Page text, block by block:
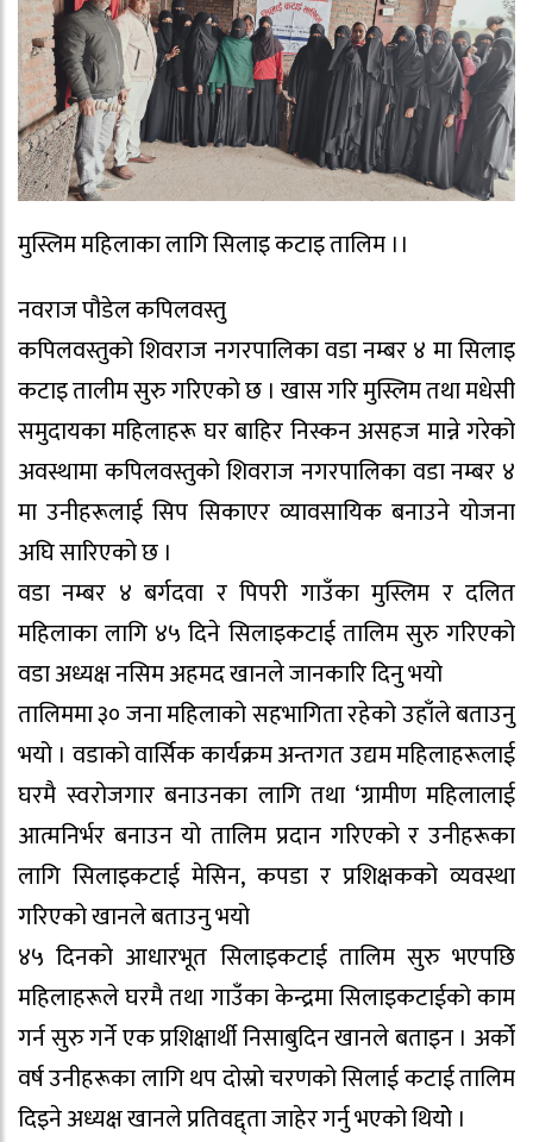
मुस्लिम महिलाका लागि सिलाइ कटाइ तालिम ।।
नवराज पौडेल कपिलवस्तु
कपिलवस्तुको शिवराज नगरपालिका वडा नम्बर ४ मा सिलाइ
कटाइ तालीम सुरु गरिएको छ । खास गरि मुस्लिम तथा मधेसी
समुदायका महिलाहरू घर बाहिर निस्कन असहज मान्ने गरेको
अवस्थामा कपिलवस्तुको शिवराज नगरपालिका वडा नम्बर ४
मा उनीहरूलाई सिप सिकाएर व्यावसायिक बनाउने योजना
अघि सारिएको छ ।
वडा नम्बर ४ बर्गदवा र पिपरी गाउँका मुस्लिम र दलित
महिलाका लागि ४५ दिने सिलाइकटाई तालिम सुरु गरिएको
वडा अध्यक्ष नसिम अहमद खानले जानकारि दिनु भयो
तालिममा ३० जना महिलाको सहभागिता रहेको उहाँले बताउनु
भयो । वडाको वार्सिक कार्यक्रम अन्तगत उद्यम महिलाहरूलाई
घरमै स्वरोजगार बनाउनका लागि तथा ‘ग्रामीण महिलालाई
आत्मनिर्भर बनाउन यो तालिम प्रदान गरिएको र उनीहरूका
लागि सिलाइकटाई मेसिन, कपडा र प्रशिक्षकको व्यवस्था
गरिएको खानले बताउनु भयो
४५ दिनको आधारभूत सिलाइकटाई तालिम सुरु भएपछि
महिलाहरूले घरमै तथा गाउँका केन्द्रमा सिलाइकटाईको काम
गर्न सुरु गर्ने एक प्रशिक्षार्थी निसाबुदिन खानले बताइन । अर्को
वर्ष उनीहरूका लागि थप दोस्रो चरणको सिलाई कटाई तालिम
दिइने अध्यक्ष खानले प्रतिवद्द्ता जाहेर गर्नु भएको थियोे ।